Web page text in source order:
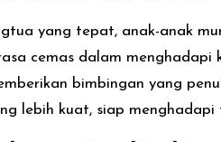
yang tepat, anak-anak
cemas dalam
bimbingan yang
lebih kuat, siap